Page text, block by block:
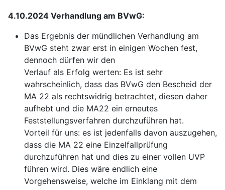
4.10.2024 Verhandlung am BVwG:
Das Ergebnis der mündlichen Verhandlung am
BVwG steht zwar erst in einigen Wochen fest,
dennoch dürfen wir den
Verlauf als Erfolg werten: Es ist sehr
wahrscheinlich, dass das BVwG den Bescheid der
MA 22 als rechtswidrig betrachtet, diesen daher
aufhebt und die MA22 ein erneutes
Feststellungsverfahren durchzuführen hat.
Vorteil für uns: es ist jedenfalls davon auszugehen,
dass die MA 22 eine Einzelfallprüfung
durchzuführen hat und dies zu einer vollen UVP
führen wird. Dies wäre endlich eine
Vorgehensweise, welche im Einklang mit dem